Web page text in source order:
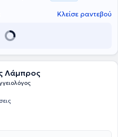
Κλείσε ραντεβού
Λάμπρος